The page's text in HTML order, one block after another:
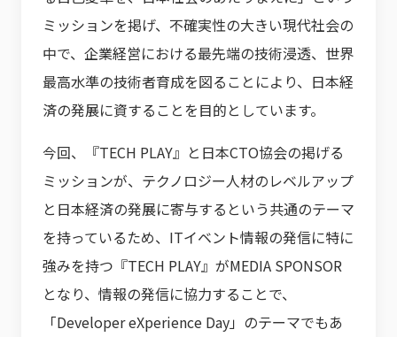
ミッションを掲げ、不確実性の大きい現代社会の
中で、企業経営における最先端の技術浸透、世界
最高水準の技術者育成を図ることにより、日本経
済の発展に資することを目的としています。
今回、『TECH PLAY』と日本CTO協会の掲げる
ミッションが、テクノロジー人材のレベルアップ
と日本経済の発展に寄与するという共通のテーマ
を持っているため、ITイベント情報の発信に特に
強みを持つ『TECH PLAY』がMEDIA SPONSOR
となり、情報の発信に協力することで、
「Developer eXperience Day」のテーマでもあ